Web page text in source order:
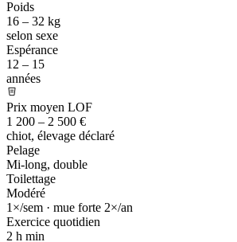
Poids
16 – 32 kg
selon sexe
Espérance
12 – 15
années
Prix moyen LOF
1 200 – 2 500 €
chiot, élevage déclaré
Pelage
Mi-long, double
Toilettage
Modéré
1×/sem · mue forte 2×/an
Exercice quotidien
2 h min